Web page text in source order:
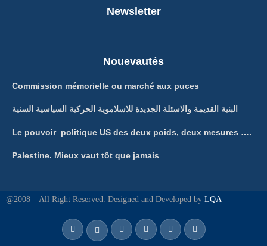
Newsletter
Nouevautés
Commission mémorielle ou marché aux puces
البنية القديمة والاسئلة الجديدة للاسلاموية الحركية السياسية السنية
Le pouvoir politique US des deux poids, deux mesures ….
Palestine. Mieux vaut tôt que jamais
@2008 – All Right Reserved. Designed and Developed by LQA